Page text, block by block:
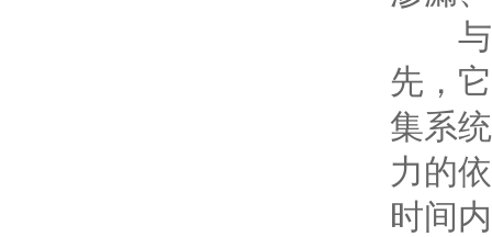
与传
先，
集系
力的
时间